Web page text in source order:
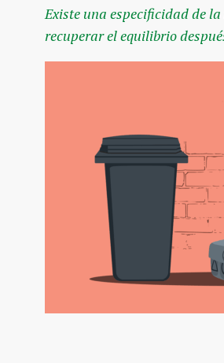
Existe una especificidad de
recuperar el equilibrio